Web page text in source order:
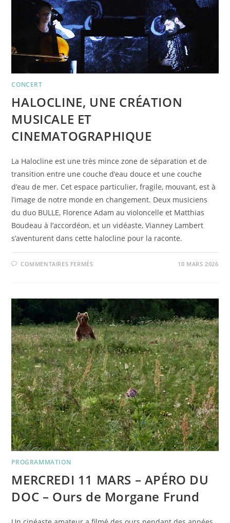
CONCERT
HALOCLINE, UNE CRÉATION
MUSICALE ET
CINEMATOGRAPHIQUE
La Halocline est une très mince zone de séparation et de
transition entre une couche d’eau douce et une couche
d’eau de mer. Cet espace particulier, fragile, mouvant, est à
l’image de notre monde en changement. Deux musiciens
du duo BULLE, Florence Adam au violoncelle et Matthias
Boudeau à l’accordéon, et un vidéaste, Vianney Lambert
s’aventurent dans cette halocline pour la raconte.
COMMENTAIRES FERMÉSSUR
ET
CINEMATOGRAPHIQUE
10 MARS 2026
PROGRAMMATION
MERCREDI 11 MARS – APÉRO DU
DOC – Ours de Morgane Frund